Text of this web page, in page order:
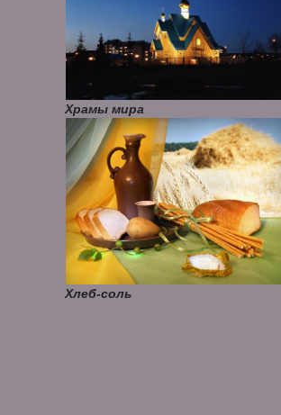
Храмы мира
Хлеб-соль